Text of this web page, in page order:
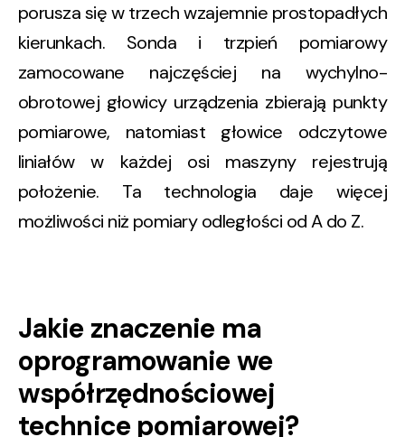
porusza się w trzech wzajemnie prostopadłych
kierunkach. Sonda i trzpień pomiarowy
zamocowane najczęściej na wychylno-
obrotowej głowicy urządzenia zbierają punkty
pomiarowe, natomiast głowice odczytowe
liniałów w każdej osi maszyny rejestrują
położenie. Ta technologia daje więcej
możliwości niż pomiary odległości od A do Z.
Jakie znaczenie ma
oprogramowanie we
współrzędnościowej
technice pomiarowej?